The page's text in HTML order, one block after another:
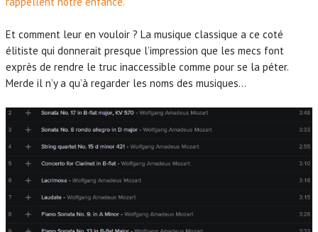
Et comment leur en vouloir ? La musique classique a ce coté
élitiste qui donnerait presque l’impression que les mecs font
exprès de rendre le truc inaccessible comme pour se la péter.
Merde il n’y a qu’à regarder les noms des musiques…